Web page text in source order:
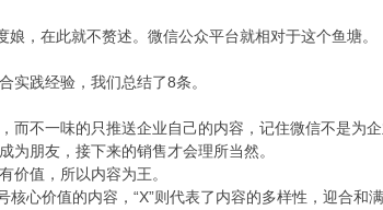
，在此就不赘述。微信公众平台就相对于这个鱼塘。
践经验，我们总结了8条。
不一味的只推送企业自己的内容，记住微信不是为
朋友，接下来的销售才会理所当然。
值，所以内容为王。
心价值的内容，“X”则代表了内容的多样性，迎合和